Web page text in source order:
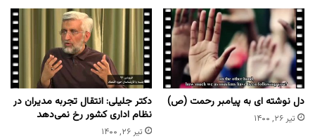
دل نوشته ای به پیامبر رحمت (ص)
تیر ۲۶, ۱۴۰۰
دکتر جلیلی: انتقال تجربه مدیران در
نظام اداری کشور رخ نمی‌دهد
تیر ۲۶, ۱۴۰۰